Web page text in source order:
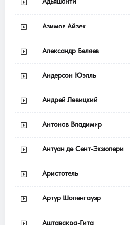
Азимов Айзек
Александр Беляев
Андерсон Юэлль
Андрей Левицкий
Антонов Владимир
Антуан де Сент-Экзюпери
Аристотель
Артур Шопенгауэр
Аштавакра-Гита